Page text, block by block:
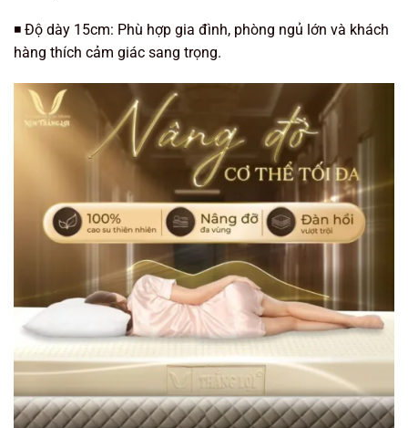
◾️ Độ dày 15cm: Phù hợp gia đình, phòng ngủ lớn và khách
hàng thích cảm giác sang trọng.